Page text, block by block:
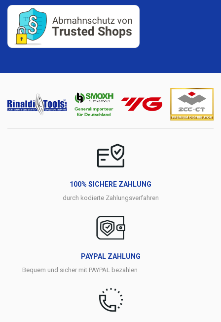
100% SICHERE ZAHLUNG
durch kodierte Zahlungsverfahren
PAYPAL ZAHLUNG
Bequem und sicher mit PAYPAL bezahlen